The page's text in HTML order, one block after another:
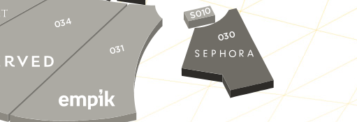
034
S010
030
031